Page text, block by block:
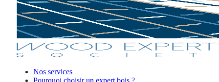
Nos services
Pourquoi choisir un expert bois ?